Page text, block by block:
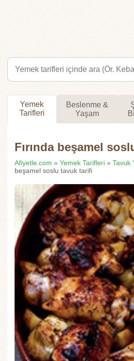
Yemek
Tarifleri
Beslenme &
Yaşam
Fırında beşamel
Afiyetle.com » Yemek Tarifleri » Tavuk
beşamel soslu tavuk tarifi